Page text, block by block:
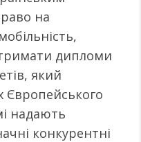
на
дипломи
який
Європейського
надають
конкурентні